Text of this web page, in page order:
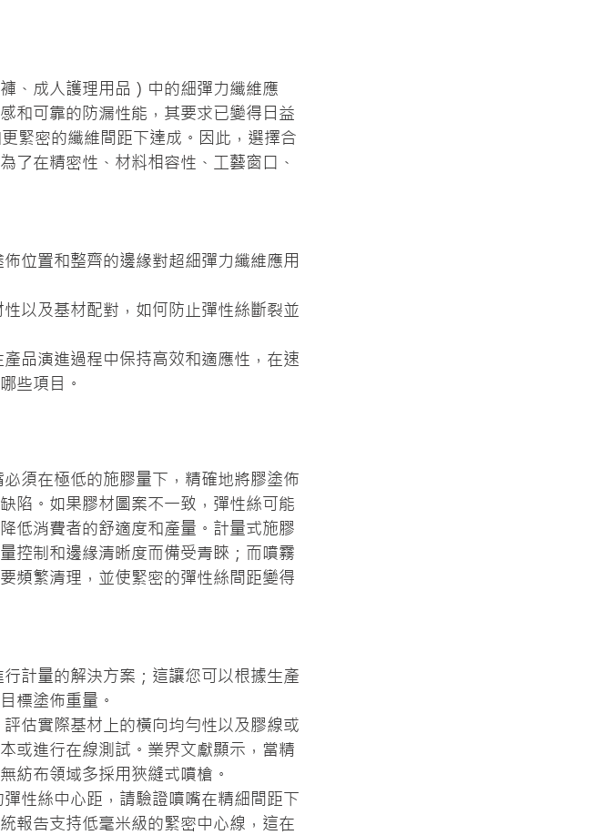
、成人護理用品）中的細彈力纖維應
和可靠的防漏性能，其要求已變得日益
密的纖維間距下達成。因此，選擇合
了在精密性、材料相容性、工藝窗口、
位置和整齊的邊緣對超細彈力纖維應用
以及基材配對，如何防止彈性絲斷裂並
品演進過程中保持高效和適應性，在速
些項目。
須在極低的施膠量下，精確地將膠塗佈
陷。如果膠材圖案不一致，彈性絲可能
低消費者的舒適度和產量。計量式施膠
控制和邊緣清晰度而備受青睞；而噴霧
頻繁清理，並使緊密的彈性絲間距變得
計量的解決方案；這讓您可以根據生產
標塗佈重量。
估實際基材上的橫向均勻性以及膠線或
或進行在線測試。業界文獻顯示，當精
紡布領域多採用狹縫式噴槍。
性絲中心距，請驗證噴嘴在精細間距下
報告支持低毫米級的緊密中心線，這在